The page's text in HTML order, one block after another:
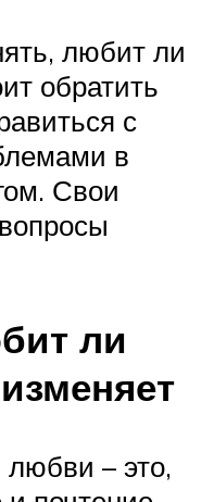
любит ли
обратить
с
в
Свои
ли
любви – это,